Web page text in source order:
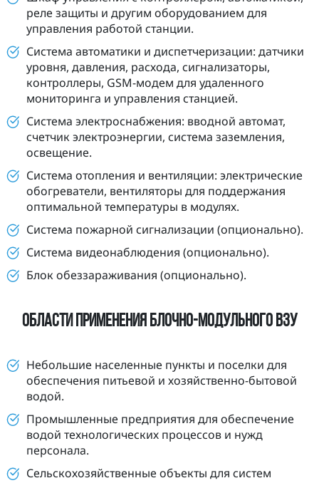
реле защиты и другим оборудованием для
управления работой станции.
Система автоматики и диспетчеризации: датчики
уровня, давления, расхода, сигнализаторы,
контроллеры, GSM-модем для удаленного
мониторинга и управления станцией.
Система электроснабжения: вводной автомат,
счетчик электроэнергии, система заземления,
освещение.
Система отопления и вентиляции: электрические
обогреватели, вентиляторы для поддержания
оптимальной температуры в модулях.
Система пожарной сигнализации (опционально).
Система видеонаблюдения (опционально).
Блок обеззараживания (опционально).
Области применения блочно-модульного ВЗУ
Небольшие населенные пункты и поселки для
обеспечения питьевой и хозяйственно-бытовой
водой.
Промышленные предприятия для обеспечение
водой технологических процессов и нужд
персонала.
Сельскохозяйственные объекты для систем